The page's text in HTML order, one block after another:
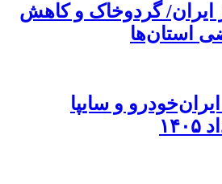
ایران/ گردوخاک و کاهش
استان‌ها
و سایپا